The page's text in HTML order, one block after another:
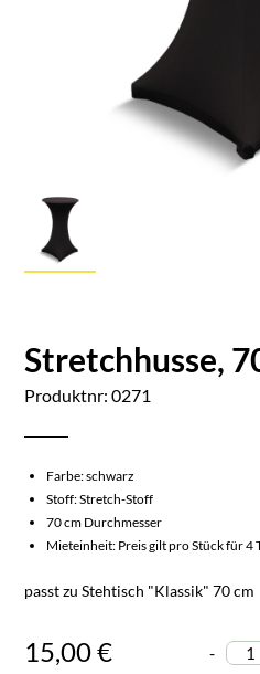
Stretchhusse,
Produktnr: 0271
Farbe: schwarz
Stoff: Stretch-Stoff
70 cm Durchmesser
Mieteinheit: Preis gilt pro Stück für 4
passt zu Stehtisch "Klassik" 70 cm
15,00 € -